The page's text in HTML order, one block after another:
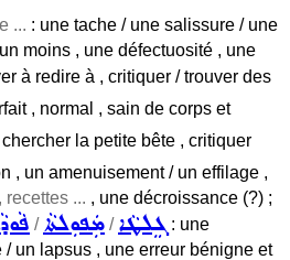
... : une tache / une salissure / une
moins , une défectuosité , une
à redire à , critiquer / trouver des
, normal , sain de corps et
la petite bête , critiquer
, un amenuisement / un effilage ,
recettes ... , une décroissance (?) ;
/ܡܲܦܘܼܠܬܵܐ /ܓܸܠܛܵܐ : une
un lapsus , une erreur bénigne et